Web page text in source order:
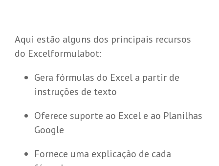
Aqui estão alguns dos principais recursos
do Excelformulabot:
Gera fórmulas do Excel a partir de
instruções de texto
Oferece suporte ao Excel e ao Planilhas
Google
Fornece uma explicação de cada